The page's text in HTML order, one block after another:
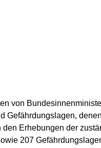
von
Gefährdungslagen,
Erhebungen der
207